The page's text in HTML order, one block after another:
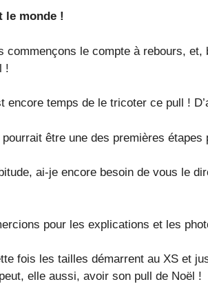
le monde !
commençons le compte à rebours, et,
!
encore temps de le tricoter ce pull !
être une des premières étapes
ai-je encore besoin de vous le
pour les explications et les
fois les tailles démarrent au XS et
elle aussi, avoir son pull de Noël !